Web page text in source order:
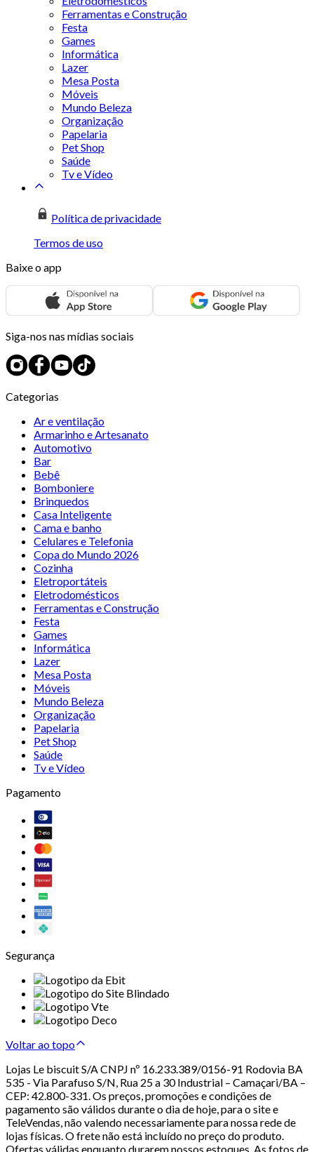
Ferramentas e Construção
Festa
Games
Informática
Lazer
Mesa Posta
Móveis
Mundo Beleza
Organização
Papelaria
Pet Shop
Saúde
Tv e Vídeo
Política de privacidade
Termos de uso
Baixe o app
Siga-nos nas mídias sociais
Categorias
Ar e ventilação
Armarinho e Artesanato
Automotivo
Bar
Bebê
Bomboniere
Brinquedos
Casa Inteligente
Cama e banho
Celulares e Telefonia
Copa do Mundo 2026
Cozinha
Eletroportáteis
Eletrodomésticos
Ferramentas e Construção
Festa
Games
Informática
Lazer
Mesa Posta
Móveis
Mundo Beleza
Organização
Papelaria
Pet Shop
Saúde
Tv e Vídeo
Pagamento
Segurança
Voltar ao topo
Lojas Le biscuit S/A CNPJ nº 16.233.389/0156-91 Rodovia BA
535 - Via Parafuso S/N, Rua 25 a 30 Industrial – Camaçari/BA –
CEP: 42.800-331. Os preços, promoções e condições de
pagamento são válidos durante o dia de hoje, para o site e
TeleVendas, não valendo necessariamente para nossa rede de
lojas físicas. O frete não está incluído no preço do produto.
Ofertas válidas enquanto durarem nossos estoques. As fotos de